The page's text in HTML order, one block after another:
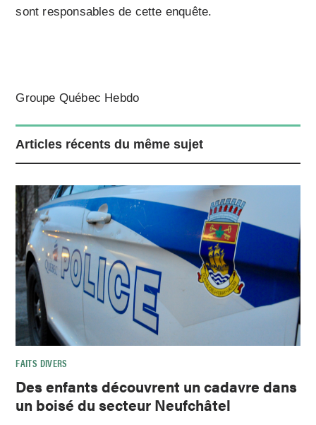
sont responsables de cette enquête.
Groupe Québec Hebdo
Articles récents du même sujet
FAITS DIVERS
Des enfants découvrent un cadavre dans
un boisé du secteur Neufchâtel